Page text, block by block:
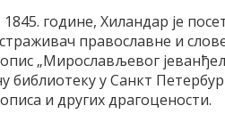
године, Хиландар је
православне и
„Мирослављевог
библиотеку у Санкт
и других драгоцености.